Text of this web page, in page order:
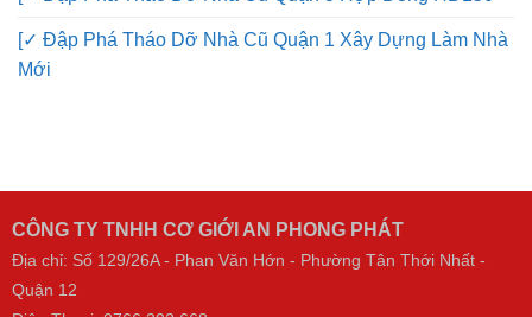
[✓ Đập Phá Tháo Dỡ Nhà Cũ Quận 1 Xây Dựng Làm Nhà
Mới
CÔNG TY TNHH CƠ GIỚI AN PHONG PHÁT
Địa chỉ: Số 129/26A - Phan Văn Hớn - Phường Tân Thới Nhất -
Quận 12